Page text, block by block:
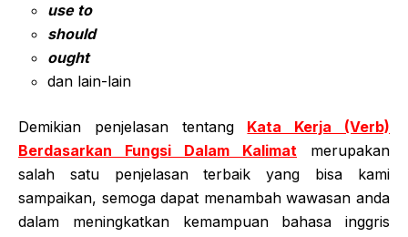
use to
should
ought
dan lain-lain
Demikian penjelasan tentang
Kata Kerja (Verb)
Berdasarkan Fungsi Dalam Kalimat merupakan
salah satu penjelasan terbaik yang bisa kami
sampaikan, semoga dapat menambah wawasan anda
dalam meningkatkan kemampuan bahasa inggris